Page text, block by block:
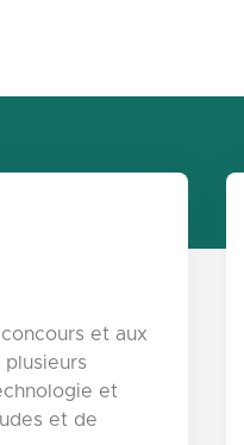
et aux
et
et de